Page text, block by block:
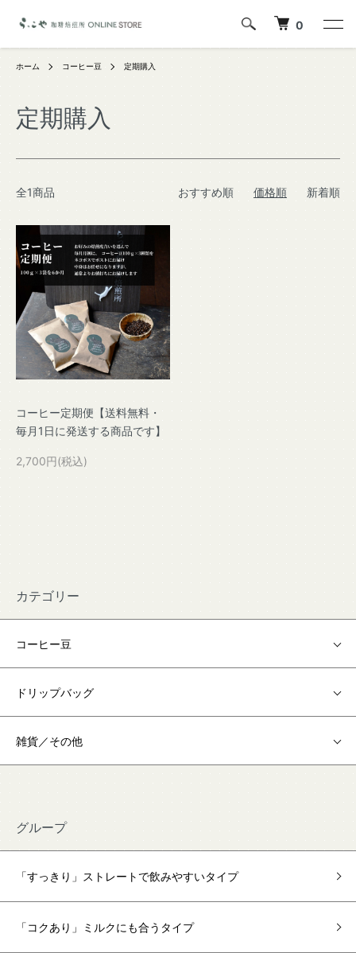
0
ホーム コーヒー豆 定期購入
定期購入
全1商品 おすすめ順 価格順 新着順
コーヒー定期便【送料無料・
毎月1日に発送する商品です】
2,700円(税込)
カテゴリー
コーヒー豆
ドリップバッグ
雑貨／その他
グループ
「すっきり」ストレートで飲みやすいタイプ
「コクあり」ミルクにも合うタイプ